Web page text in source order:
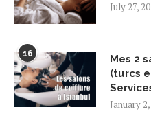
July 27,
16
Mes 2
(turcs
January